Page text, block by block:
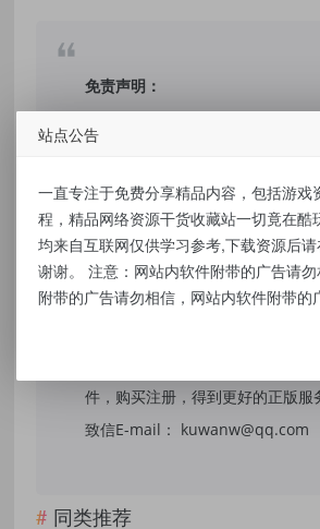
免责声明：
本站提供的资源，都来自网络，版
和研究目的。不得将上述内容用于
法用途，否则，一切后果请用户自
保证内容的长久可用性，通过使用
之而来的风险与本站无关，您必须
件，购买注册，得到更好的正版服
致信E-mail： kuwanw@qq.com
同类推荐
站点公告
一直专注于免费分享精品内容，包括游戏
程，精品网络资源干货收藏站一切竟在酷
均来自互联网仅供学习参考,下载资源后请
谢谢。 注意：网站内软件附带的广告请
附带的广告请勿相信，网站内软件附带的